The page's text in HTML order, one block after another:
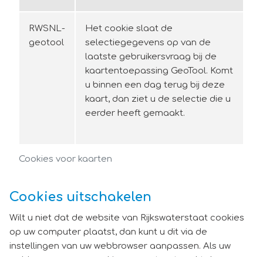
Cookies voor kaarten
RWSNL-
geotool
Het cookie slaat de
selectiegegevens op van de
laatste gebruikersvraag bij de
kaartentoepassing GeoTool. Komt
u binnen een dag terug bij deze
kaart, dan ziet u de selectie die u
eerder heeft gemaakt.
Cookies uitschakelen
Wilt u niet dat de website van Rijkswaterstaat cookies
op uw computer plaatst, dan kunt u dit via de
instellingen van uw webbrowser aanpassen. Als uw